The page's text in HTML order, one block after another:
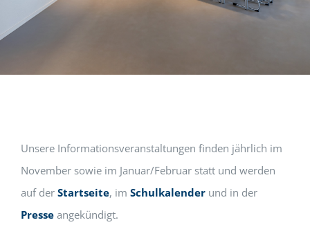
Unsere Informationsveranstaltungen finden jährlich im
November sowie im Januar/Februar statt und werden
auf der Startseite, im Schulkalender und in der
Presse angekündigt.